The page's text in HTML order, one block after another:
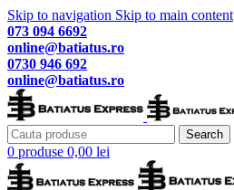
Skip to navigation Skip to main content
073 094 6692
online@batiatus.ro
0730 946 692
online@batiatus.ro
Search
0 produse 0,00 lei